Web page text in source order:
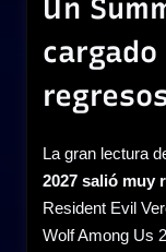
Un
La gran lectura
2027 salió muy
Resident Evil
Wolf Among Us